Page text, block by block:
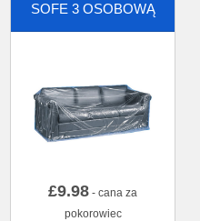
SOFE 3 OSOBOWĄ
£9.98 - cana za
pokorowiec